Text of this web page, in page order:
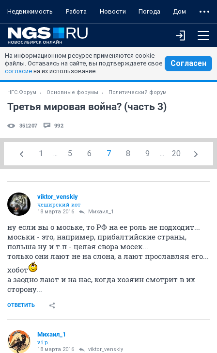
Недвижимость Работа Новости Погода Дом
На информационном ресурсе применяются cookie-
файлы. Оставаясь на сайте, вы подтверждаете свое
согласие на их использование.
Согласен
НГС.Форум Основные форумы Политический форум
Третья мировая война? (часть 3)
351207 992
1 ... 5 6 7 8 9 ... 20
viktor_venskiy
чеширский кот
18 марта 2016 Михаил_1
ну если вы о моське, то РФ на ее роль не подходит...
моськи - это, например, прибалтийские страны,
польша ну и т.п - целая свора мосек...
только они лают не на слона, а лают прославляя его...
хобот
а заодно лают и на нас, когда хозяин смотрит в их
сторону...
ОТВЕТИТЬ
Михаил_1
v.i.p.
18 марта 2016 viktor_venskiy